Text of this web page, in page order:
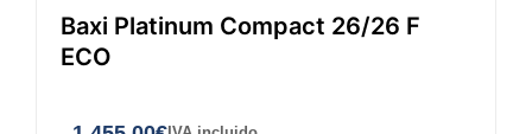
Baxi Platinum Compact 26/26 F
ECO